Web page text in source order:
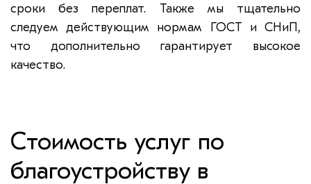
сроки без переплат. Также мы тщательно
следуем действующим нормам ГОСТ и СНиП,
что дополнительно гарантирует высокое
качество.
Стоимость услуг по
благоустройству в